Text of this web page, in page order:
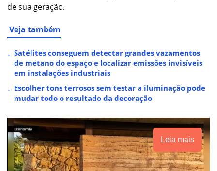
de sua geração.
Veja também
Satélites conseguem detectar grandes vazamentos
de metano do espaço e localizar emissões invisíveis
em instalações industriais
Escolher tons terrosos sem testar a iluminação pode
mudar todo o resultado da decoração
Leia mais